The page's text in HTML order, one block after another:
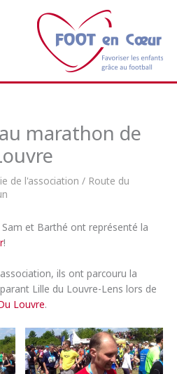
marathon de
de l'association / Route du
Sam et Barthé ont représenté la
!
ils ont parcouru la
Lille du Louvre-Lens lors de
Louvre.